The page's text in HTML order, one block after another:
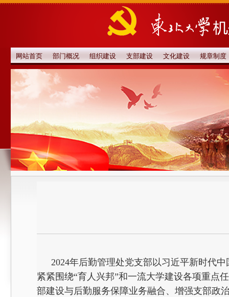
网站首页 部门概况 组织建设 支部建设 文化建设 规章制度
2024年后勤管理处党支部以习近平新时代
紧紧围绕“育人兴邦”和一流大学建设各项重点
部建设与后勤服务保障业务融合、增强支部政